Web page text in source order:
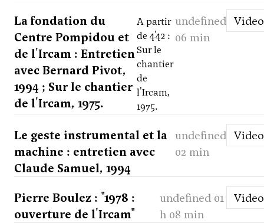
La fondation du
Centre Pompidou et
de l'Ircam : Entretien
avec Bernard Pivot,
1994 ; Sur le chantier
de l'Ircam, 1975.
A partir
de 4'42 :
Sur le
chantier
de
l'Ircam,
1975.
undefined
06 min
Video
Le geste instrumental et la
machine : entretien avec
Claude Samuel, 1994
undefined
02 min
Video
Pierre Boulez : "1978 :
ouverture de l'Ircam"
undefined 01
h 08 min
Video